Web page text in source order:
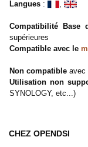
Langues : ,
Compatibilité Base
supérieures
Compatible avec le
Non compatible avec
Utilisation non
SYNOLOGY, etc...)
CHEZ OPENDSI